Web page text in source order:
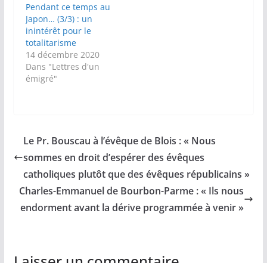
Pendant ce temps au
Japon… (3/3) : un
inintérêt pour le
totalitarisme
14 décembre 2020
Dans "Lettres d'un
émigré"
Le Pr. Bouscau à l’évêque de Blois : « Nous
sommes en droit d’espérer des évêques
catholiques plutôt que des évêques républicains »
Charles-Emmanuel de Bourbon-Parme : « Ils nous
endorment avant la dérive programmée à venir »